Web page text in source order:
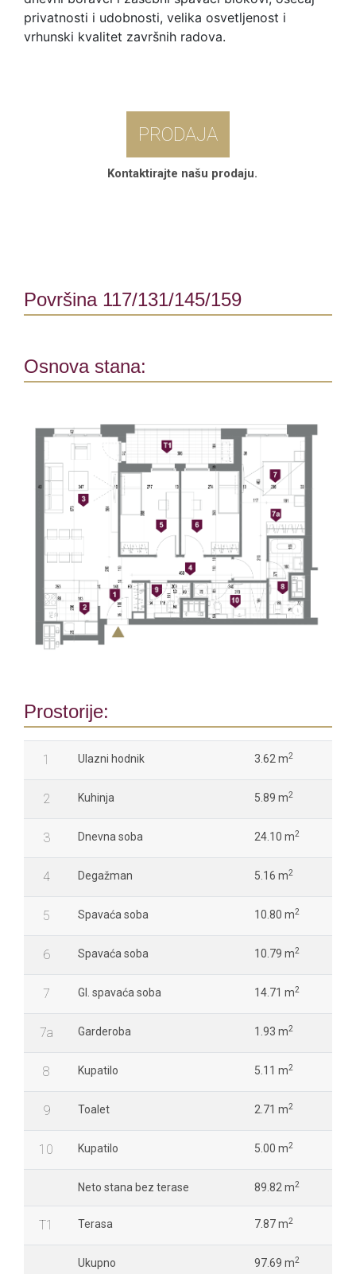
privatnosti i udobnosti, velika osvetljenost i
vrhunski kvalitet završnih radova.
PRODAJA
Kontaktirajte našu prodaju.
Površina 117/131/145/159
Osnova stana:
Prostorije:
1 Ulazni hodnik 3.62 m2
2 Kuhinja 5.89 m2
3 Dnevna soba 24.10 m2
4 Degažman 5.16 m2
5 Spavaća soba 10.80 m2
6 Spavaća soba 10.79 m2
7 Gl. spavaća soba 14.71 m2
7a Garderoba 1.93 m2
8 Kupatilo 5.11 m2
9 Toalet 2.71 m2
10 Kupatilo 5.00 m2
Neto stana bez terase 89.82 m2
T1 Terasa 7.87 m2
Ukupno 97.69 m2